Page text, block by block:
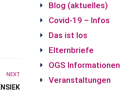
NEXT
Blog (aktuelles)
Covid-19 – Infos
Das ist los
Elternbriefe
OGS Informationen
Veranstaltungen